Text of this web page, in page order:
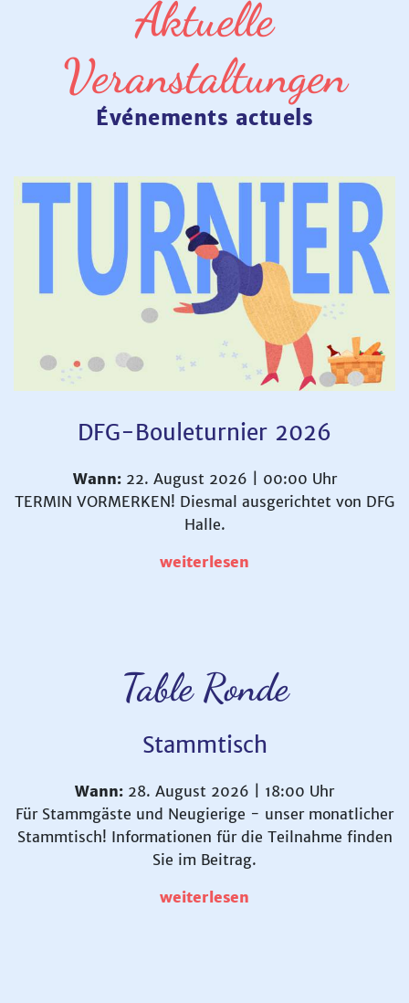
Aktuelle
Veranstaltungen
Événements actuels
DFG-Bouleturnier 2026
Wann: 22. August 2026 | 00:00 Uhr
TERMIN VORMERKEN! Diesmal ausgerichtet von DFG
Halle.
weiterlesen
Table Ronde
Stammtisch
Wann: 28. August 2026 | 18:00 Uhr
Für Stammgäste und Neugierige - unser monatlicher
Stammtisch! Informationen für die Teilnahme finden
Sie im Beitrag.
weiterlesen